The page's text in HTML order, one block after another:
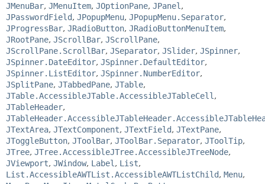
JMenuBar, JMenuItem, JOptionPane, JPanel ,
JPasswordField, JPopupMenu, JPopupMenu.Separator,
JProgressBar, JRadioButton, JRadioButtonMenuItem,
JRootPane, JScrollBar, JScrollPane,
JScrollPane.ScrollBar, JSeparator, JSlider, JSpinner,
JSpinner.DateEditor, JSpinner.DefaultEditor,
JSpinner.ListEditor, JSpinner.NumberEditor,
JSplitPane, JTabbedPane, JTable,
JTable.AccessibleJTable.AccessibleJTableCell ,
JTableHeader,
JTextArea, JTextComponent, JTextField, JTextPane,
JToggleButton, JToolBar, JToolBar.Separator, JToolTip,
JTree, JTree.AccessibleJTree.AccessibleJTreeNode,
JViewport, JWindow, Label , List,
List.AccessibleAWTList.AccessibleAWTListChild, Menu,